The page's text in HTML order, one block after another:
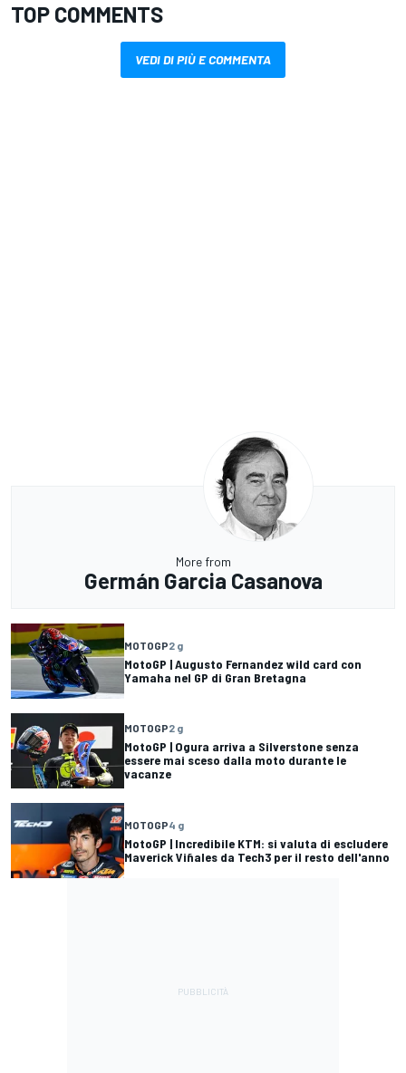
TOP COMMENTS
VEDI DI PIÙ E COMMENTA
More from
Germán Garcia Casanova
MOTOGP2 g
MotoGP | Augusto Fernandez wild card con
Yamaha nel GP di Gran Bretagna
MOTOGP2 g
MotoGP | Ogura arriva a Silverstone senza
essere mai sceso dalla moto durante le
vacanze
MOTOGP4 g
MotoGP | Incredibile KTM: si valuta di escludere
Maverick Viñales da Tech3 per il resto dell'anno